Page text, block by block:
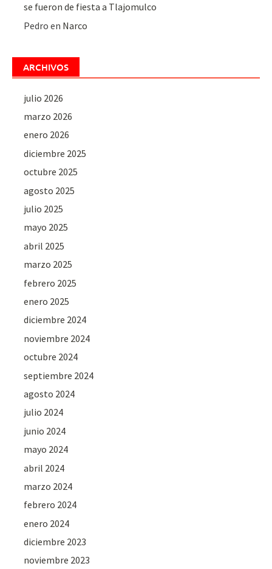
se fueron de fiesta a Tlajomulco
Pedro en Narco
ARCHIVOS
julio 2026
marzo 2026
enero 2026
diciembre 2025
octubre 2025
agosto 2025
julio 2025
mayo 2025
abril 2025
marzo 2025
febrero 2025
enero 2025
diciembre 2024
noviembre 2024
octubre 2024
septiembre 2024
agosto 2024
julio 2024
junio 2024
mayo 2024
abril 2024
marzo 2024
febrero 2024
enero 2024
diciembre 2023
noviembre 2023